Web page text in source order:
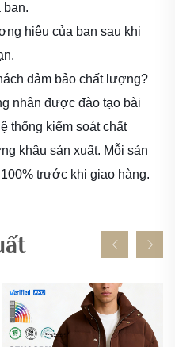
bạn.
hiệu của bạn sau khi
đảm bảo chất lượng?
nhân được đào tạo bài
thống kiểm soát chất
khâu sản xuất. Mỗi sản
trước khi giao hàng.